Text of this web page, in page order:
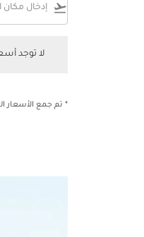
flight_takeoff
لا توجد
* تم جمع الأسعار المعروضة خلال آخر